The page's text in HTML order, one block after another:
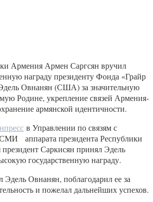
Армения Армен Саргсян вручил
награду президенту Фонда «Грайр
Овнанян (США) за значительную
Родине, укрепление связей Армения-
армянской идентичности.
в Управлении по связям с
аппарата президента Республики
Саркисян принял Эдель
государственную награду.
Эдель Овнанян, поблагодарил ее за
и пожелал дальнейших успехов.